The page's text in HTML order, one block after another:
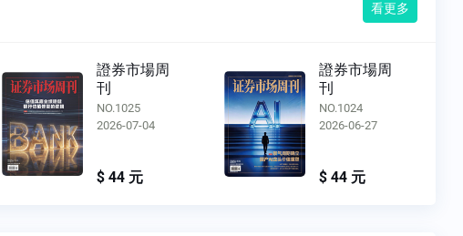
看更多
證券市場周
刊
NO.1025
2026-07-04
$ 44 元
證券市場周
刊
NO.1024
2026-06-27
$ 44 元